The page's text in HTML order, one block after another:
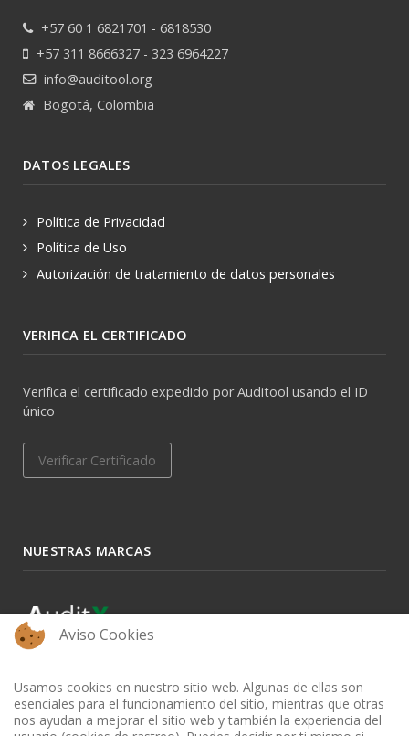
+57 60 1 6821701 - 6818530
+57 311 8666327 - 323 6964227
info@auditool.org
Bogotá, Colombia
DATOS LEGALES
Política de Privacidad
Política de Uso
Autorización de tratamiento de datos personales
VERIFICA EL CERTIFICADO
Verifica el certificado expedido por Auditool usando el ID
único
Verificar Certificado
NUESTRAS MARCAS
Aviso Cookies
Usamos cookies en nuestro sitio web. Algunas de ellas son
esenciales para el funcionamiento del sitio, mientras que otras
nos ayudan a mejorar el sitio web y también la experiencia del